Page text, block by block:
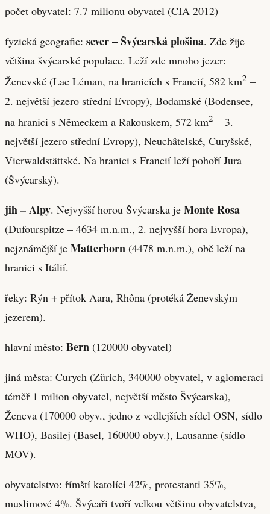
počet obyvatel: 7.7 milionu obyvatel (CIA 2012)
fyzická geografie: sever – Švýcarská plošina. Zde žije
většina švýcarské populace. Leží zde mnoho jezer:
Ženevské (Lac Léman, na hranicích s Francií, 582 km2 –
2. největší jezero střední Evropy), Bodamské (Bodensee,
na hranici s Německem a Rakouskem, 572 km2 – 3.
největší jezero střední Evropy), Neuchâtelské, Curyšské,
Vierwaldstättské. Na hranici s Francií leží pohoří Jura
(Švýcarský).
jih – Alpy. Nejvyšší horou Švýcarska je Monte Rosa
(Dufourspitze – 4634 m.n.m., 2. nejvyšší hora Evropa),
nejznámější je Matterhorn (4478 m.n.m.), obě leží na
hranici s Itálií.
řeky: Rýn + přítok Aara, Rhôna (protéká Ženevským
jezerem).
hlavní město: Bern (120000 obyvatel)
jiná města: Curych (Zürich, 340000 obyvatel, v aglomeraci
téměř 1 milion obyvatel, největší město Švýcarska),
Ženeva (170000 obyv., jedno z vedlejších sídel OSN, sídlo
WHO), Basilej (Basel, 160000 obyv.), Lausanne (sídlo
MOV).
obyvatelstvo: římští katolíci 42%, protestanti 35%,
muslimové 4%. Švýcaři tvoří velkou většinu obyvatelstva,